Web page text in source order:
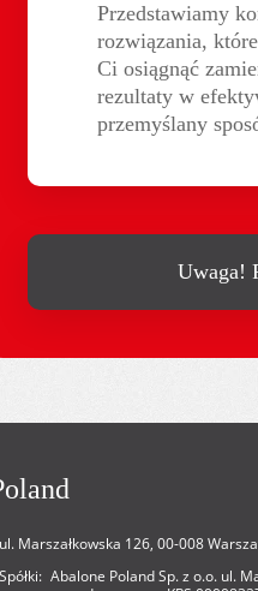
Przedstawiamy
rozwiązania,
Ci osiągnąć
rezultaty w
przemyślany
Uwaga!
Marszałkowska 126, 00-008
Abalone Poland Sp. z o.o. ul.